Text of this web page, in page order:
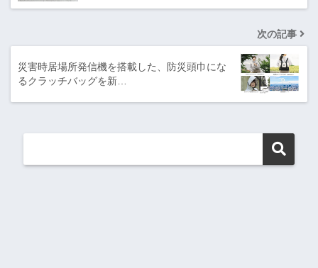
次の記事
災害時居場所発信機を搭載した、防災頭巾にな
るクラッチバッグを新…